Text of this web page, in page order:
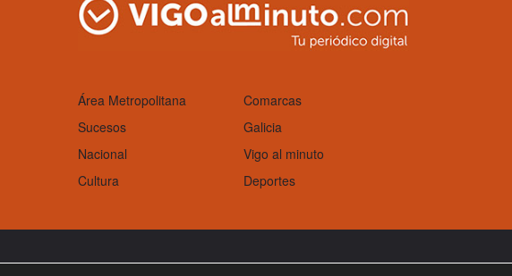
Área Metropolitana
Comarcas
Sucesos
Galicia
Nacional
Vigo al minuto
Cultura
Deportes